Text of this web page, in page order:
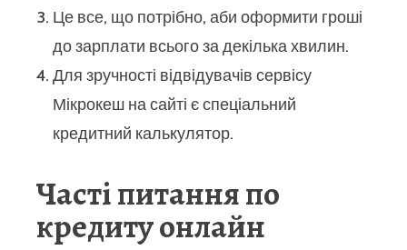
Це все, що потрібно, аби оформити гроші
до зарплати всього за декілька хвилин.
Для зручності відвідувачів сервісу
Мікрокеш на сайті є спеціальний
кредитний калькулятор.
Часті питання по
кредиту онлайн